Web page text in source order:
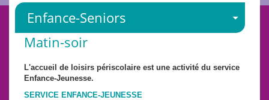
Enfance-Seniors
Matin-soir
L'accueil de loisirs périscolaire est une activité du service
Enfance-Jeunesse.
SERVICE ENFANCE-JEUNESSE